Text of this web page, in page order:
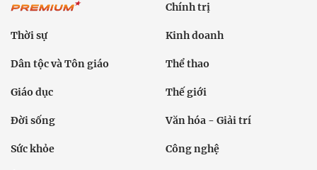
Chính trị
Thời sự Kinh doanh
Dân tộc và Tôn giáo Thể thao
Giáo dục Thế giới
Đời sống Văn hóa - Giải trí
Sức khỏe Công nghệ